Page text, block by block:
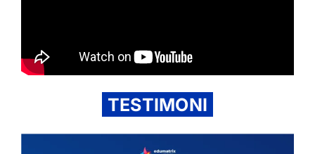
TESTIMONI